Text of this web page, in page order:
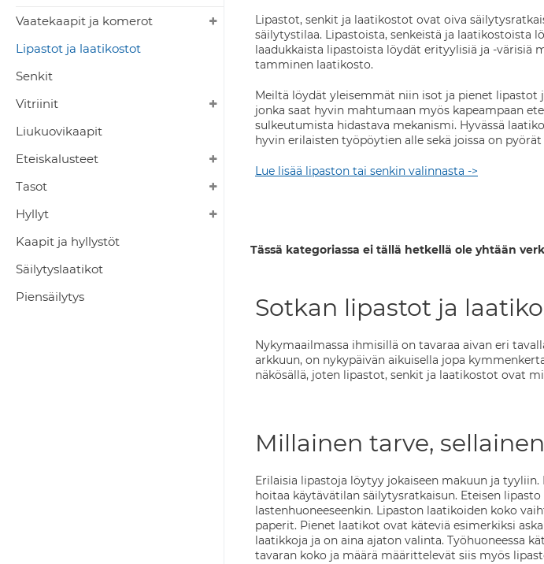
Vaatekaapit ja komerot
Lipastot ja laatikostot
Senkit
Vitriinit
Liukuovikaapit
Eteiskalusteet
Tasot
Hyllyt
Kaapit ja hyllystöt
Säilytyslaatikot
Piensäilytys
Lipastot, senkit ja laatikostot ovat oiva
säilytystilaa. Lipastoista, senkeistä ja laatikostoista
laadukkaista lipastoista löydät erityylisiä ja -värisiä
tamminen laatikosto.
Meiltä löydät yleisemmät niin isot ja pienet lipastot
jonka saat hyvin mahtumaan myös kapeampaan
sulkeutumista hidastava mekanismi. Hyvässä
hyvin erilaisten työpöytien alle sekä joissa on
Lue lisää lipaston tai senkin valinnasta ->
Tässä kategoriassa ei tällä hetkellä ole yhtään
Sotkan lipastot ja
Nykymaailmassa ihmisillä on tavaraa aivan eri
arkkuun, on nykypäivän aikuisella jopa
näkösällä, joten lipastot, senkit ja laatikostot ovat
Millainen tarve,
Erilaisia lipastoja löytyy jokaiseen makuun ja
hoitaa käytävätilan säilytysratkaisun. Eteisen
lastenhuoneeseenkin. Lipaston laatikoiden koko
paperit. Pienet laatikot ovat käteviä esimerkiksi
laatikkoja ja on aina ajaton valinta. Työhuoneessa
tavaran koko ja määrä määrittelevät siis myös